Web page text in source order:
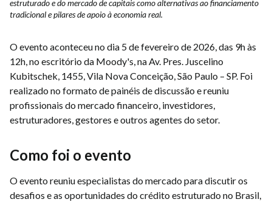
estruturado e do mercado de capitais como alternativas ao financiamento
tradicional e pilares de apoio à economia real.
O evento aconteceu no dia 5 de fevereiro de 2026, das 9h às
12h, no escritório da Moody's, na Av. Pres. Juscelino
Kubitschek, 1455, Vila Nova Conceição, São Paulo – SP. Foi
realizado no formato de painéis de discussão e reuniu
profissionais do mercado financeiro, investidores,
estruturadores, gestores e outros agentes do setor.
Como foi o evento
O evento reuniu especialistas do mercado para discutir os
desafios e as oportunidades do crédito estruturado no Brasil,